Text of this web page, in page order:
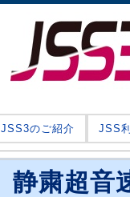
JSS3のご紹介 JSS
静粛超音